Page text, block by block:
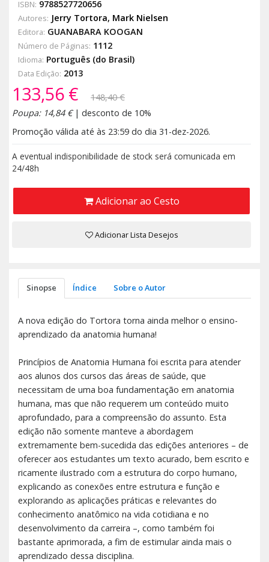
ISBN: 9788527720656
Autores: Jerry Tortora, Mark Nielsen
Editora: GUANABARA KOOGAN
Número de Páginas: 1112
Idioma: Português (do Brasil)
Data Edição: 2013
133,56 €
148,40 €
Poupa: 14,84 €| desconto de 10%
Promoção válida até às 23:59 do dia 31-dez-2026.
A eventual indisponibilidade de stock será comunicada em
24/48h
Adicionar ao Cesto
Adicionar Lista Desejos
Sinopse Índice Sobre o Autor
A nova edição do Tortora torna ainda melhor o ensino-
aprendizado da anatomia humana!
Princípios de Anatomia Humana foi escrita para atender
aos alunos dos cursos das áreas de saúde, que
necessitam de uma boa fundamentação em anatomia
humana, mas que não requerem um conteúdo muito
aprofundado, para a compreensão do assunto. Esta
edição não somente manteve a abordagem
extremamente bem-sucedida das edições anteriores – de
oferecer aos estudantes um texto acurado, bem escrito e
ricamente ilustrado com a estrutura do corpo humano,
explicando as conexões entre estrutura e função e
explorando as aplicações práticas e relevantes do
conhecimento anatômico na vida cotidiana e no
desenvolvimento da carreira –, como também foi
bastante aprimorada, a fim de estimular ainda mais o
aprendizado dessa disciplina.